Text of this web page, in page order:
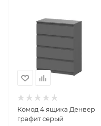
Комод 4 ящика Денвер
графит серый